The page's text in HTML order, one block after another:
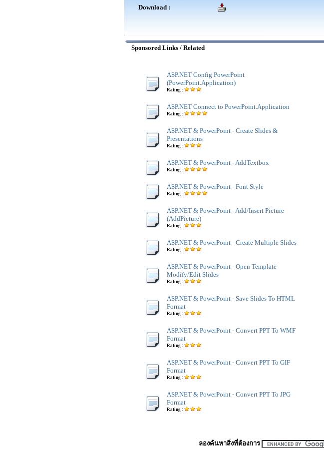
Download :
Sponsored Links / Related
ASP.NET Config PowerPoint
(PowerPoint.Application)
Rating :
ASP.NET Connect to PowerPoint.Application
Rating :
ASP.NET & PowerPoint - Create Slides &
Presentations
Rating :
ASP.NET & PowerPoint - AddTextbox
Rating :
ASP.NET & PowerPoint - Font Style
Rating :
ASP.NET & PowerPoint - Add/Insert Picture
(AddPicture)
Rating :
ASP.NET & PowerPoint - Create Multiple Slides
Rating :
ASP.NET & PowerPoint - Open Template
Modify/Edit Slides
Rating :
ASP.NET & PowerPoint - Save Slides To HTML
Format
Rating :
ASP.NET & PowerPoint - Convert PPT To WMF
Format
Rating :
ASP.NET & PowerPoint - Convert PPT To GIF
Format
Rating :
ASP.NET & PowerPoint - Convert PPT To JPG
Format
Rating :
ลองค้นหาสิ่งที่ต้องการ